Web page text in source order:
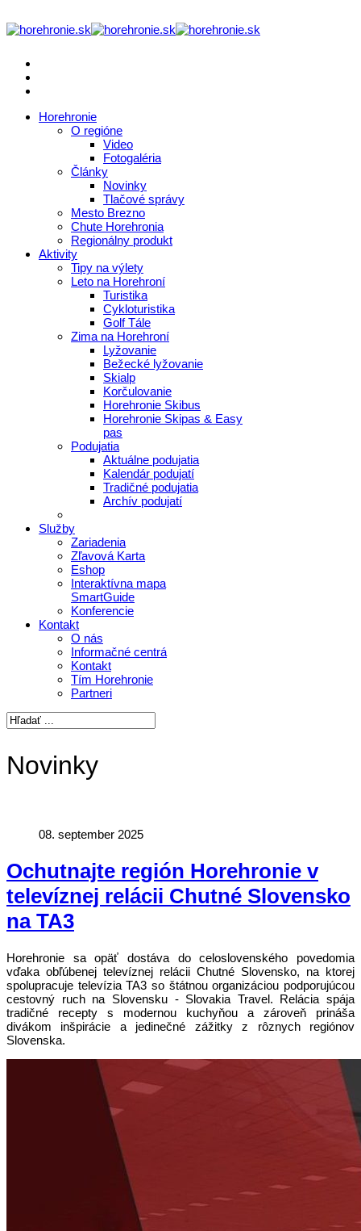
Horehronie
O regióne
Video
Fotogaléria
Články
Novinky
Tlačové správy
Mesto Brezno
Chute Horehronia
Regionálny produkt
Aktivity
Tipy na výlety
Leto na Horehroní
Turistika
Cykloturistika
Golf Tále
Zima na Horehroní
Lyžovanie
Bežecké lyžovanie
Skialp
Korčulovanie
Horehronie Skibus
Horehronie Skipas & Easy
pas
Podujatia
Aktuálne podujatia
Kalendár podujatí
Tradičné podujatia
Archív podujatí
Služby
Zariadenia
Zľavová Karta
Eshop
Interaktívna mapa
SmartGuide
Konferencie
Kontakt
O nás
Informačné centrá
Kontakt
Tím Horehronie
Partneri
Novinky
08. september 2025
Ochutnajte región Horehronie v
televíznej relácii Chutné Slovensko
na TA3
Horehronie sa opäť dostáva do celoslovenského povedomia
vďaka obľúbenej televíznej relácii Chutné Slovensko, na ktorej
spolupracuje televízia TA3 so štátnou organizáciou podporujúcou
cestovný ruch na Slovensku - Slovakia Travel. Relácia spája
tradičné recepty s modernou kuchyňou a zároveň prináša
divákom inšpirácie a jedinečné zážitky z rôznych regiónov
Slovenska.